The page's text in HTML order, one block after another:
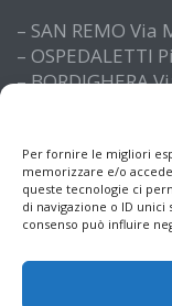
Per fornire le migliori
memorizzare e/o
queste tecnologie ci
di navigazione o ID
consenso può influire
– SAN REMO
– OSPEDALETTI
– BORDIGHERA
– IMPERIA
– ALASSIO Via